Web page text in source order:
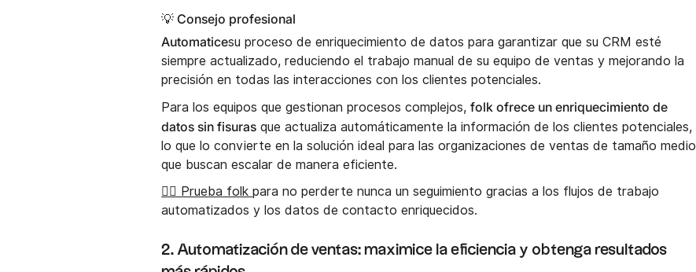
💡 Consejo profesional
Automaticesu proceso de enriquecimiento de datos para garantizar que su CRM esté
siempre actualizado, reduciendo el trabajo manual de su equipo de ventas y mejorando la
precisión en todas las interacciones con los clientes potenciales.
Para los equipos que gestionan procesos complejos,folk ofrece un enriquecimiento de
datos sin fisuras que actualiza automáticamente la información de los clientes potenciales,
lo que lo convierte en la solución ideal para las organizaciones de ventas de tamaño medio
que buscan escalar de manera eficiente.
👉🏼 Prueba folkpara no perderte nunca un seguimiento gracias a los flujos de trabajo
automatizados y los datos de contacto enriquecidos.
2. Automatización de ventas: maximice la eficiencia y obtenga resultados